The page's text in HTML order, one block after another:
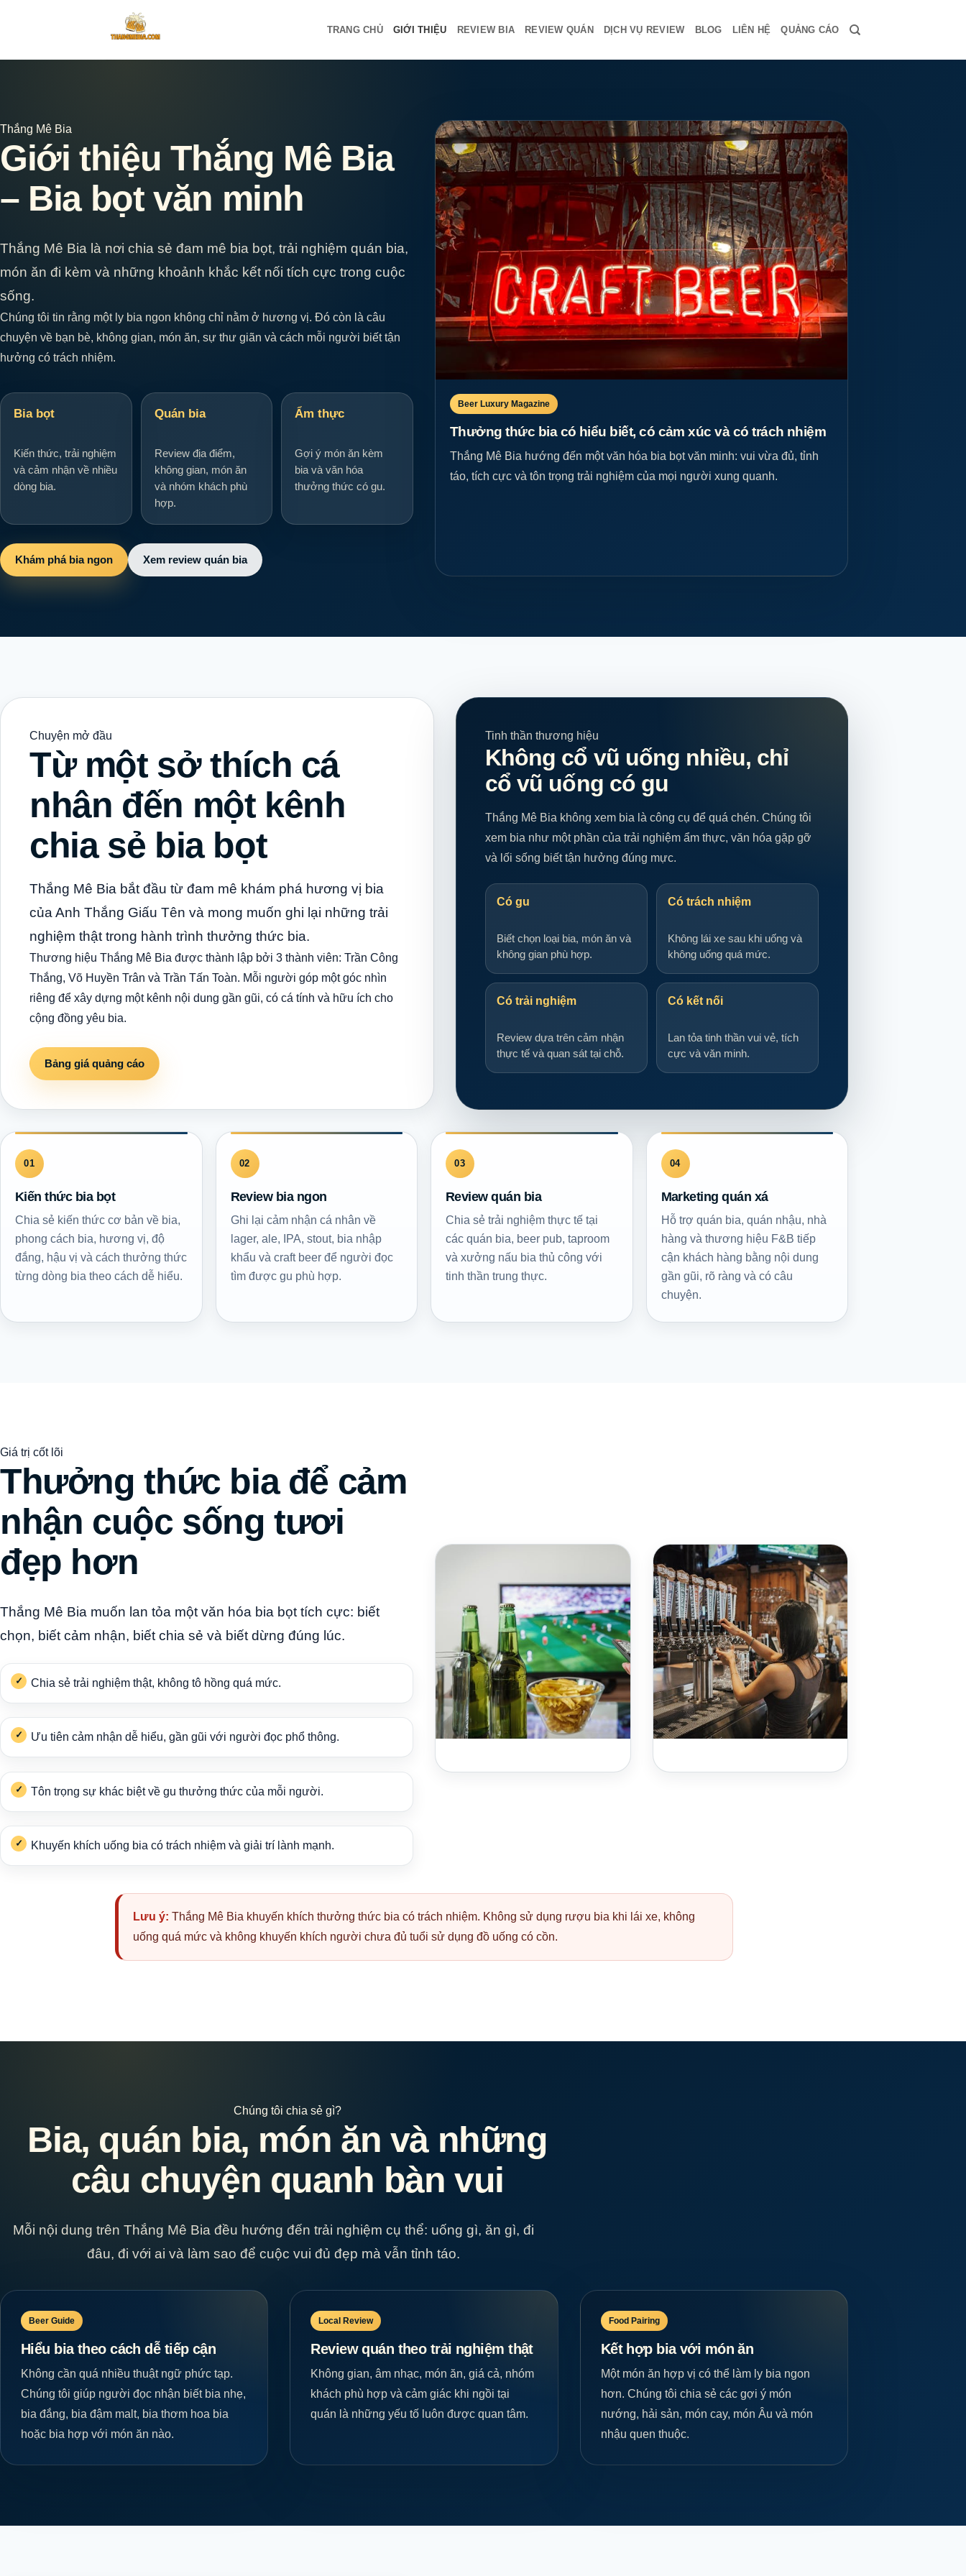
dung
TRANG CHỦ GIỚI THIỆU REVIEW BIA REVIEW QUÁN DỊCH VỤ REVIEW BLOG LIÊN HỆ QUẢNG CÁO
Thắng Mê Bia
Giới thiệu Thắng Mê Bia
– Bia bọt văn minh
Thắng Mê Bia là nơi chia sẻ đam mê bia bọt, trải nghiệm quán bia,
món ăn đi kèm và những khoảnh khắc kết nối tích cực trong cuộc
sống.
Chúng tôi tin rằng một ly bia ngon không chỉ nằm ở hương vị. Đó còn là câu
chuyện về bạn bè, không gian, món ăn, sự thư giãn và cách mỗi người biết tận
hưởng có trách nhiệm.
Bia bọt
Kiến thức, trải nghiệm
và cảm nhận về nhiều
dòng bia.
Quán bia
Review địa điểm,
không gian, món ăn
và nhóm khách phù
hợp.
Ẩm thực
Gợi ý món ăn kèm
bia và văn hóa
thưởng thức có gu.
Khám phá bia ngon Xem review quán bia
Beer Luxury Magazine
Thưởng thức bia có hiểu biết, có cảm xúc và có trách nhiệm
Thắng Mê Bia hướng đến một văn hóa bia bọt văn minh: vui vừa đủ, tỉnh
táo, tích cực và tôn trọng trải nghiệm của mọi người xung quanh.
Chuyện mở đầu
Từ một sở thích cá
nhân đến một kênh
chia sẻ bia bọt
Thắng Mê Bia bắt đầu từ đam mê khám phá hương vị bia
của Anh Thắng Giấu Tên và mong muốn ghi lại những trải
nghiệm thật trong hành trình thưởng thức bia.
Thương hiệu Thắng Mê Bia được thành lập bởi 3 thành viên: Trần Công
Thắng, Võ Huyền Trân và Trần Tấn Toàn. Mỗi người góp một góc nhìn
riêng để xây dựng một kênh nội dung gần gũi, có cá tính và hữu ích cho
cộng đồng yêu bia.
Bảng giá quảng cáo
Tinh thần thương hiệu
Không cổ vũ uống nhiều, chỉ
cổ vũ uống có gu
Thắng Mê Bia không xem bia là công cụ để quá chén. Chúng tôi
xem bia như một phần của trải nghiệm ẩm thực, văn hóa gặp gỡ
và lối sống biết tận hưởng đúng mực.
Có gu
Biết chọn loại bia, món ăn và
không gian phù hợp.
Có trách nhiệm
Không lái xe sau khi uống và
không uống quá mức.
Có trải nghiệm
Review dựa trên cảm nhận
thực tế và quan sát tại chỗ.
Có kết nối
Lan tỏa tinh thần vui vẻ, tích
cực và văn minh.
01
Kiến thức bia bọt
Chia sẻ kiến thức cơ bản về bia,
phong cách bia, hương vị, độ
đắng, hậu vị và cách thưởng thức
từng dòng bia theo cách dễ hiểu.
02
Review bia ngon
Ghi lại cảm nhận cá nhân về
lager, ale, IPA, stout, bia nhập
khẩu và craft beer để người đọc
tìm được gu phù hợp.
03
Review quán bia
Chia sẻ trải nghiệm thực tế tại
các quán bia, beer pub, taproom
và xưởng nấu bia thủ công với
tinh thần trung thực.
04
Marketing quán xá
Hỗ trợ quán bia, quán nhậu, nhà
hàng và thương hiệu F&B tiếp
cận khách hàng bằng nội dung
gần gũi, rõ ràng và có câu
chuyện.
Giá trị cốt lõi
Thưởng thức bia để cảm
nhận cuộc sống tươi
đẹp hơn
Thắng Mê Bia muốn lan tỏa một văn hóa bia bọt tích cực: biết
chọn, biết cảm nhận, biết chia sẻ và biết dừng đúng lúc.
Chia sẻ trải nghiệm thật, không tô hồng quá mức.
Ưu tiên cảm nhận dễ hiểu, gần gũi với người đọc phổ thông.
Tôn trọng sự khác biệt về gu thưởng thức của mỗi người.
Khuyến khích uống bia có trách nhiệm và giải trí lành mạnh.
Lưu ý: Thắng Mê Bia khuyến khích thưởng thức bia có trách nhiệm. Không sử dụng rượu bia khi lái xe, không
uống quá mức và không khuyến khích người chưa đủ tuổi sử dụng đồ uống có cồn.
Chúng tôi chia sẻ gì?
Bia, quán bia, món ăn và những
câu chuyện quanh bàn vui
Mỗi nội dung trên Thắng Mê Bia đều hướng đến trải nghiệm cụ thể: uống gì, ăn gì, đi
đâu, đi với ai và làm sao để cuộc vui đủ đẹp mà vẫn tỉnh táo.
Beer Guide
Hiểu bia theo cách dễ tiếp cận
Không cần quá nhiều thuật ngữ phức tạp.
Chúng tôi giúp người đọc nhận biết bia nhẹ,
bia đắng, bia đậm malt, bia thơm hoa bia
hoặc bia hợp với món ăn nào.
Local Review
Review quán theo trải nghiệm thật
Không gian, âm nhạc, món ăn, giá cả, nhóm
khách phù hợp và cảm giác khi ngồi tại
quán là những yếu tố luôn được quan tâm.
Food Pairing
Kết hợp bia với món ăn
Một món ăn hợp vị có thể làm ly bia ngon
hơn. Chúng tôi chia sẻ các gợi ý món
nướng, hải sản, món cay, món Âu và món
nhậu quen thuộc.